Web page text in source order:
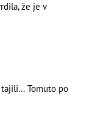
že je v
tajili... Tomuto po